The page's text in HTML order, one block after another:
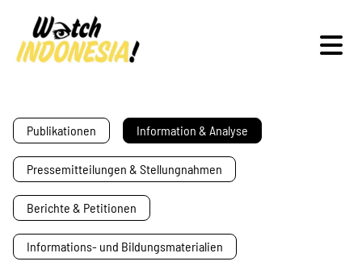
Schwerpunkte
Veranstaltungen
Publikationen Information & Analyse
Pressemitteilungen & Stellungnahmen
Berichte & Petitionen
Informations- und Bildungsmaterialien